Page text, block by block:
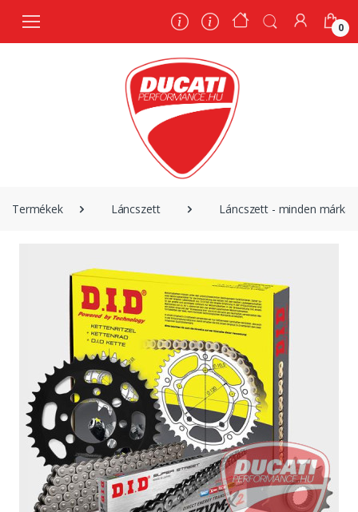
0
Termékek Láncszett Láncszett - minden márka
0